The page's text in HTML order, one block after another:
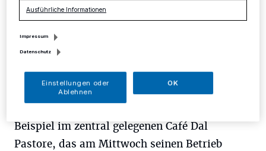
D ie Sonne lacht, die Inzidenz sinkt, die
Laune steigt – das lässt sich auch in der
Beispiel im zentral gelegenen Café Dal
Pastore, das am Mittwoch seinen Betrieb
Ausführliche Informationen
Impressum
Datenschutz
Einstellungen oder
Ablehnen
OK